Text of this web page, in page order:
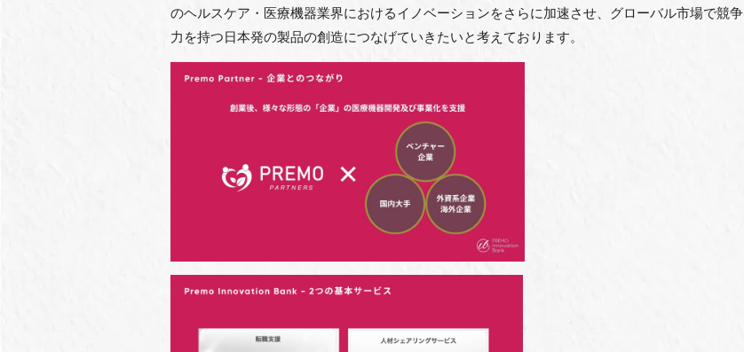
のヘルスケア・医療機器業界におけるイノベーションをさらに加速させ、グローバル市場で競争
力を持つ日本発の製品の創造につなげていきたいと考えております。